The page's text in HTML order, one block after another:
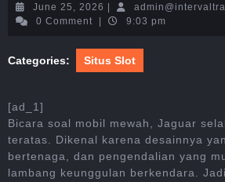
June 25, 2026 June
25,
0 Comment
9:03 pm
Categories: Situs Slot
[ad_1]
Bicara soal mobil mewah, Jaguar
teratas. Dikenal karena desainnya
bertenaga, dan pengendalian yang
lambang keunggulan berkendara.